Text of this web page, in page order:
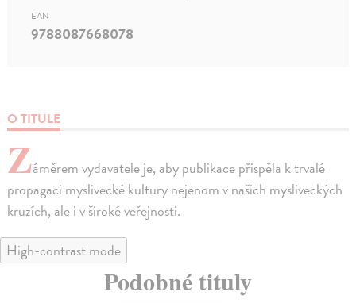
O TITULE
Záměrem vydavatele je, aby publikace přispěla k trvalé
propagaci myslivecké kultury nejenom v našich mysliveckých
kruzích, ale i v široké veřejnosti.
EAN
9788087668078
High-contrast mode
Podobné tituly